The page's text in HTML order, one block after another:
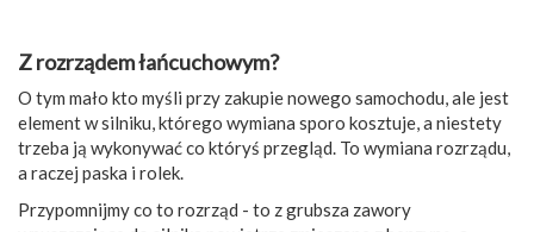
Z rozrządem łańcuchowym?
O tym mało kto myśli przy zakupie nowego samochodu, ale jest
element w silniku, którego wymiana sporo kosztuje, a niestety
trzeba ją wykonywać co któryś przegląd. To wymiana rozrządu,
a raczej paska i rolek.
Przypomnijmy co to rozrząd - to z grubsza zawory